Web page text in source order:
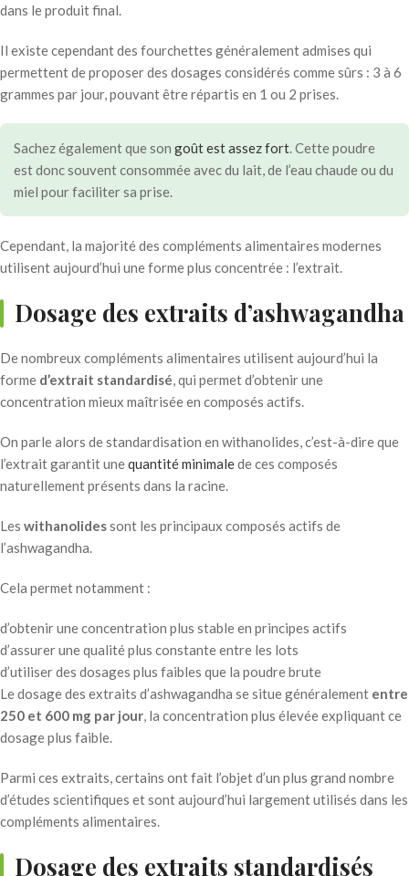
dans le produit final.
Il existe cependant des fourchettes généralement admises qui
permettent de proposer des dosages considérés comme sûrs : 3 à 6
grammes par jour, pouvant être répartis en 1 ou 2 prises.
Sachez également que son goût est assez fort . Cette poudre
est donc souvent consommée avec du lait, de l’eau chaude ou du
miel pour faciliter sa prise.
Cependant, la majorité des compléments alimentaires modernes
utilisent aujourd’hui une forme plus concentrée : l’extrait.
Dosage des extraits d’ashwagandha
De nombreux compléments alimentaires utilisent aujourd’hui la
forme d’extrait standardisé , qui permet d’obtenir une
concentration mieux maîtrisée en composés actifs.
On parle alors de standardisation en withanolides, c’est-à-dire que
l’extrait garantit unequantité minimalede ces composés
naturellement présents dans la racine.
Les withanolidessont les principaux composés actifs de
l’ashwagandha.
Cela permet notamment :
d’obtenir une concentration plus stable en principes actifs
d’assurer une qualité plus constante entre les lots
d’utiliser des dosages plus faibles que la poudre brute
Le dosage des extraits d’ashwagandha se situe généralement entre
250 et 600 mg par jour , la concentration plus élevée expliquant ce
dosage plus faible.
Parmi ces extraits, certains ont fait l’objet d’un plus grand nombre
d’études scientifiques et sont aujourd’hui largement utilisés dans les
compléments alimentaires.
Dosage des extraits standardisés